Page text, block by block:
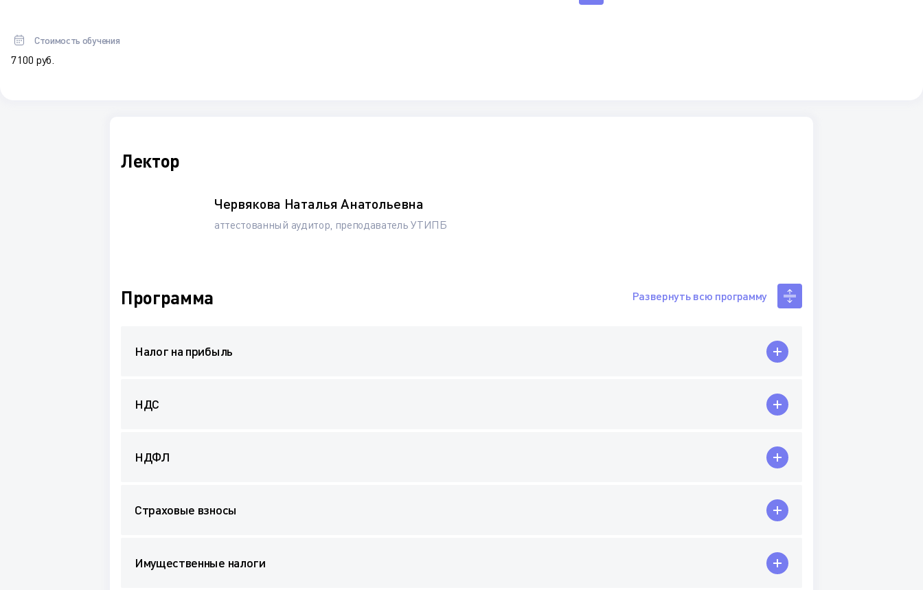
Стоимость обучения
7 100 руб.
Лектор
Червякова Наталья Анатольевна
аттестованный аудитор, преподаватель УТИПБ
Программа Развернуть всю программу
Налог на прибыль
НДС
НДФЛ
Страховые взносы
Имущественные налоги